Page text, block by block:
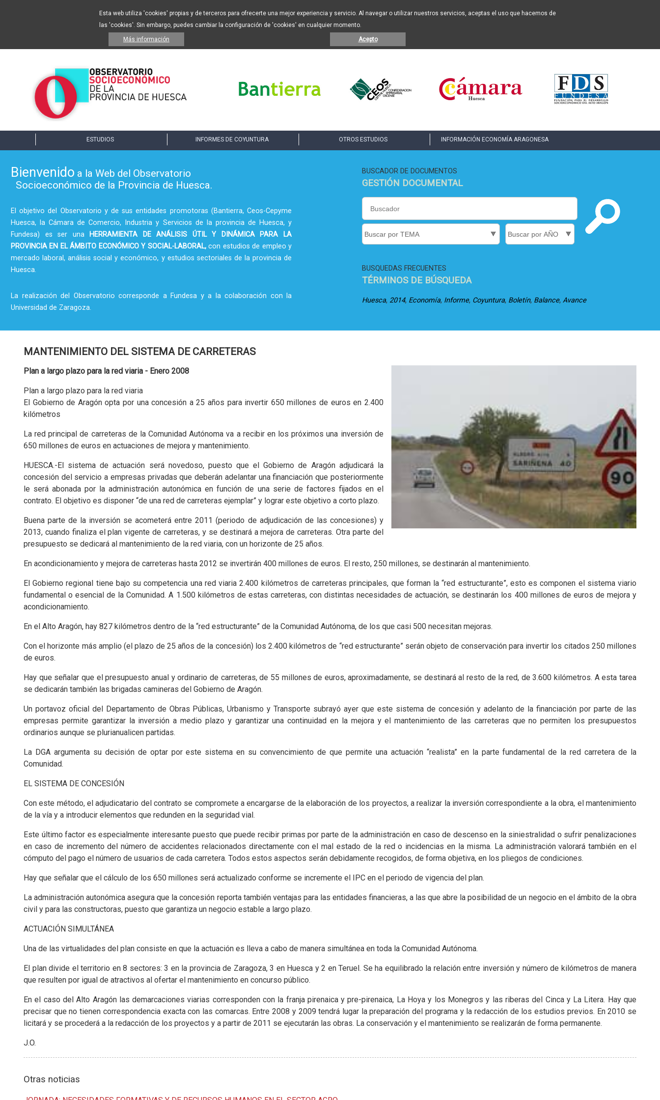
Esta web utiliza 'cookies' propias y de terceros para ofrecerte una mejor experiencia y servicio. Al navegar o utilizar nuestros servicios, aceptas el uso que hacemos de
las 'cookies'. Sin embargo, puedes cambiar la configuración de 'cookies' en cualquier momento.
Más información Acepto
ESTUDIOS INFORMES DE COYUNTURA OTROS ESTUDIOS INFORMACIÓN ECONOMÍA ARAGONESA
Bienvenido a la Web del Observatorio
Socioeconómico de la Provincia de Huesca.
El objetivo del Observatorio y de sus entidades promotoras (Bantierra, Ceos-Cepyme
Huesca, la Cámara de Comercio, Industria y Servicios de la provincia de Huesca, y
Fundesa) es ser una
HERRAMIENTA DE ANÁLISIS ÚTIL Y DINÁMICA PARA LA
PROVINCIA EN EL ÁMBITO ECONÓMICO Y SOCIAL-LABORAL,con estudios de empleo y
mercado laboral, análisis social y económico, y estudios sectoriales de la provincia de
Huesca.
La realización del Observatorio corresponde a Fundesa y a la colaboración con la
Universidad de Zaragoza.
BUSCADOR DE DOCUMENTOS
GESTIÓN DOCUMENTAL
BUSQUEDAS FRECUENTES
TÉRMINOS DE BÚSQUEDA
Huesca, 2014, Economía, Informe, Coyuntura, Boletín, Balance, Avance
MANTENIMIENTO DEL SISTEMA DE CARRETERAS
Plan a largo plazo para la red viaria - Enero 2008
Plan a largo plazo para la red viaria
El Gobierno de Aragón opta por una concesión a 25 años para invertir 650 millones de euros en 2.400
kilómetros
La red principal de carreteras de la Comunidad Autónoma va a recibir en los próximos una inversión de
650 millones de euros en actuaciones de mejora y mantenimiento.
HUESCA.-El sistema de actuación será novedoso, puesto que el Gobierno de Aragón adjudicará la
concesión del servicio a empresas privadas que deberán adelantar una financiación que posteriormente
le será abonada por la administración autonómica en función de una serie de factores fijados en el
contrato. El objetivo es disponer “de una red de carreteras ejemplar” y lograr este objetivo a corto plazo.
Buena parte de la inversión se acometerá entre 2011 (periodo de adjudicación de las concesiones) y
2013, cuando finaliza el plan vigente de carreteras, y se destinará a mejora de carreteras. Otra parte del
presupuesto se dedicará al mantenimiento de la red viaria, con un horizonte de 25 años.
En acondicionamiento y mejora de carreteras hasta 2012 se invertirán 400 millones de euros. El resto, 250 millones, se destinarán al mantenimiento.
El Gobierno regional tiene bajo su competencia una red viaria 2.400 kilómetros de carreteras principales, que forman la “red estructurante”, esto es componen el sistema viario
fundamental o esencial de la Comunidad. A 1.500 kilómetros de estas carreteras, con distintas necesidades de actuación, se destinarán los 400 millones de euros de mejora y
acondicionamiento.
En el Alto Aragón, hay 827 kilómetros dentro de la “red estructurante” de la Comunidad Autónoma, de los que casi 500 necesitan mejoras.
Con el horizonte más amplio (el plazo de 25 años de la concesión) los 2.400 kilómetros de “red estructurante” serán objeto de conservación para invertir los citados 250 millones
de euros.
Hay que señalar que el presupuesto anual y ordinario de carreteras, de 55 millones de euros, aproximadamente, se destinará al resto de la red, de 3.600 kilómetros. A esta tarea
se dedicarán también las brigadas camineras del Gobierno de Aragón.
Un portavoz oficial del Departamento de Obras Públicas, Urbanismo y Transporte subrayó ayer que este sistema de concesión y adelanto de la financiación por parte de las
empresas permite garantizar la inversión a medio plazo y garantizar una continuidad en la mejora y el mantenimiento de las carreteras que no permiten los presupuestos
ordinarios aunque se plurianualicen partidas.
La DGA argumenta su decisión de optar por este sistema en su convencimiento de que permite una actuación “realista” en la parte fundamental de la red carretera de la
Comunidad.
EL SISTEMA DE CONCESIÓN
Con este método, el adjudicatario del contrato se compromete a encargarse de la elaboración de los proyectos, a realizar la inversión correspondiente a la obra, el mantenimiento
de la vía y a introducir elementos que redunden en la seguridad vial.
Este último factor es especialmente interesante puesto que puede recibir primas por parte de la administración en caso de descenso en la siniestralidad o sufrir penalizaciones
en caso de incremento del número de accidentes relacionados directamente con el mal estado de la red o incidencias en la misma. La administración valorará también en el
cómputo del pago el número de usuarios de cada carretera. Todos estos aspectos serán debidamente recogidos, de forma objetiva, en los pliegos de condiciones.
Hay que señalar que el cálculo de los 650 millones será actualizado conforme se incremente el IPC en el periodo de vigencia del plan.
La administración autonómica asegura que la concesión reporta también ventajas para las entidades financieras, a las que abre la posibilidad de un negocio en el ámbito de la obra
civil y para las constructoras, puesto que garantiza un negocio estable a largo plazo.
ACTUACIÓN SIMULTÁNEA
Una de las virtualidades del plan consiste en que la actuación es lleva a cabo de manera simultánea en toda la Comunidad Autónoma.
El plan divide el territorio en 8 sectores: 3 en la provincia de Zaragoza, 3 en Huesca y 2 en Teruel. Se ha equilibrado la relación entre inversión y número de kilómetros de manera
que resulten por igual de atractivos al ofertar el mantenimiento en concurso público.
En el caso del Alto Aragón las demarcaciones viarias corresponden con la franja pirenaica y pre-pirenaica, La Hoya y los Monegros y las riberas del Cinca y La Litera. Hay que
precisar que no tienen correspondencia exacta con las comarcas. Entre 2008 y 2009 tendrá lugar la preparación del programa y la redacción de los estudios previos. En 2010 se
licitará y se procederá a la redacción de los proyectos y a partir de 2011 se ejecutarán las obras. La conservación y el mantenimiento se realizarán de forma permanente.
J.O.
Otras noticias